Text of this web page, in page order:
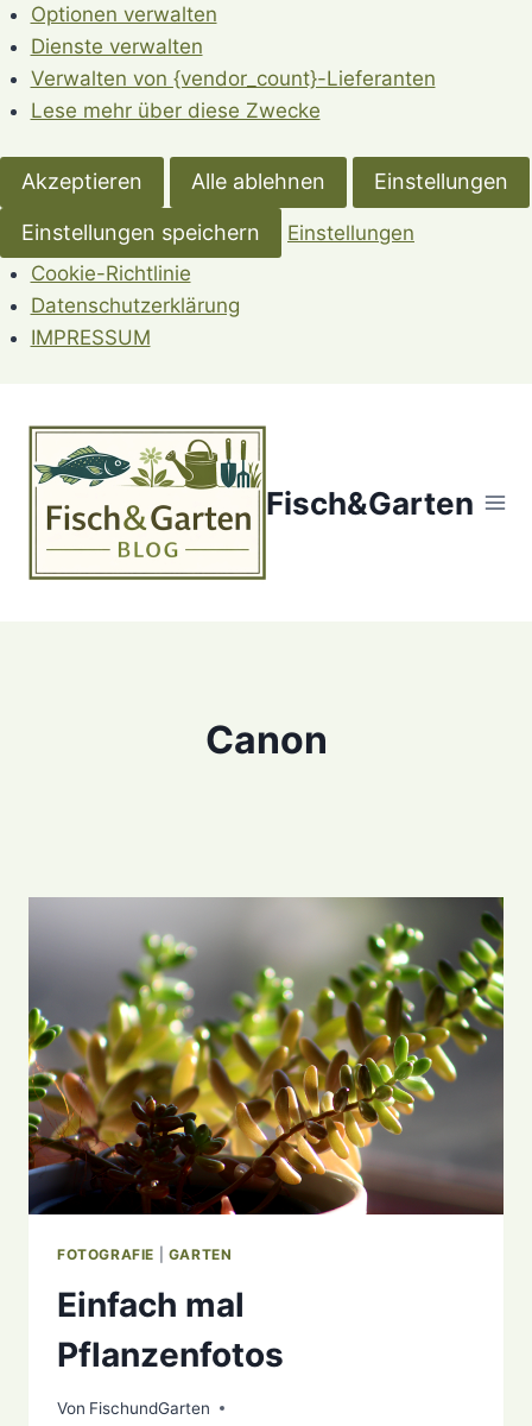
Optionen verwalten
Dienste verwalten
Verwalten von {vendor_count}-Lieferanten
Lese mehr über diese Zwecke
Akzeptieren Alle ablehnen Einstellungen
Einstellungen speichern
Einstellungen
Cookie-Richtlinie
Datenschutzerklärung
IMPRESSUM
Inhalt
springen
Fisch&Garten
Canon
FOTOGRAFIE GARTEN
Einfach mal
Pflanzenfotos
Von FischundGarten
18. Dezember 2020